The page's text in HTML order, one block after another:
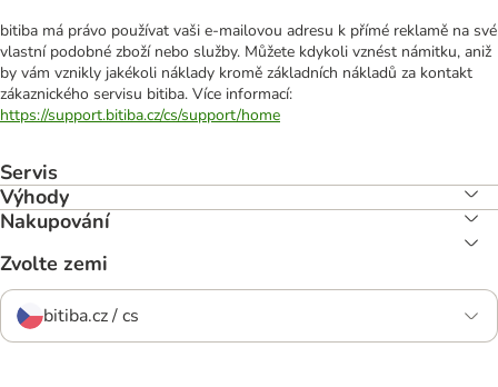
bitiba má právo používat vaši e-mailovou adresu k přímé reklamě na své
vlastní podobné zboží nebo služby. Můžete kdykoli vznést námitku, aniž
by vám vznikly jakékoli náklady kromě základních nákladů za kontakt
zákaznického servisu bitiba. Více informací:
https://support.bitiba.cz/cs/support/home
Servis
Výhody
Nakupování
Zvolte zemi
bitiba.cz / cs